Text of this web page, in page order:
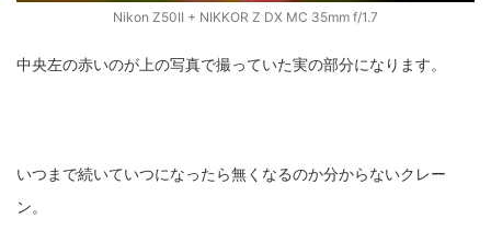
Nikon Z50II + NIKKOR Z DX MC 35mm f/1.7
中央左の赤いのが上の写真で撮っていた実の部分になります。
いつまで続いていつになったら無くなるのか分からないクレー
ン。